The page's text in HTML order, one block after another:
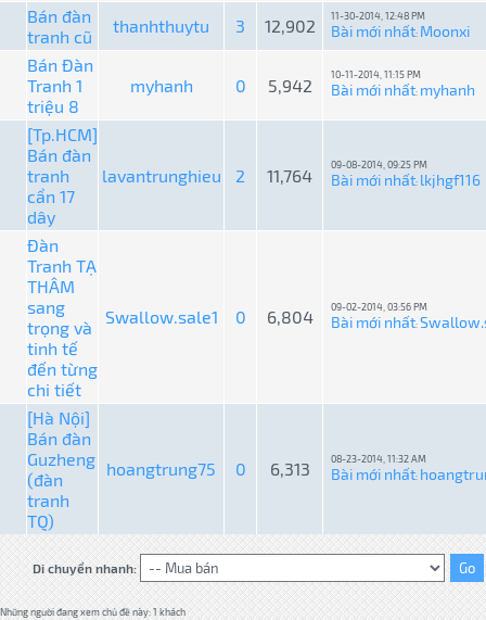
Bán đàn
tranh cũ
thanhthuytu 3 12,902 11-30-2014, 12:48 PM
Bài mới nhất: Moonxi
Bán Đàn
Tranh 1
triệu 8
myhanh 0 5,942
10-11-2014, 11:15 PM
Bài mới nhất: myhanh
[Tp.HCM]
Bán đàn
tranh
cẩn 17
dây
lavantrunghieu 2 11,764
09-08-2014, 09:25 PM
Bài mới nhất: lkjhgf116
Đàn
Tranh TẠ
THÂM
sang
trọng và
tinh tế
đến từng
chi tiết
Swallow.sale1 0 6,804 09-02-2014, 03:56 PM
Bài mới nhất:
[Hà Nội]
Bán đàn
Guzheng
(đàn
tranh
TQ)
hoangtrung75 0 6,313 08-23-2014, 11:32 AM
Bài mới nhất:
Di chuyển nhanh:
Những người đang xem chủ đề này: 1 khách